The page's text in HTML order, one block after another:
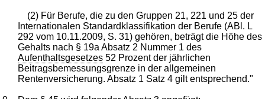
(2) Für Berufe, die zu den Gruppen 21, 221 und 25 der
Internationalen Standardklassifikation der Berufe (ABl. L
292 vom 10.11.2009, S. 31) gehören, beträgt die Höhe des
Gehalts nach § 19a Absatz 2 Nummer 1 des
Aufenthaltsgesetzes 52 Prozent der jährlichen
Beitragsbemessungsgrenze in der allgemeinen
Rentenversicherung. Absatz 1 Satz 4 gilt entsprechend."